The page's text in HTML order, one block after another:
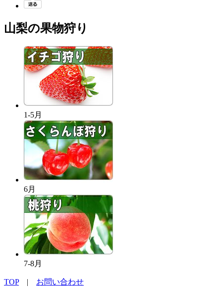
山梨の果物狩り
1-5月
6月
7-8月
TOP| お問い合わせ